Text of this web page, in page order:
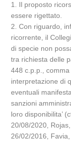
1. Il proposto
essere rigettato.
2. Con riguardo,
ricorrente, il
di specie non
tra richiesta delle
448 c.p.p.,
interpretazione di
eventuali
sanzioni
loro disponibilita’
20/08/2020,
26/02/2016, Favia,